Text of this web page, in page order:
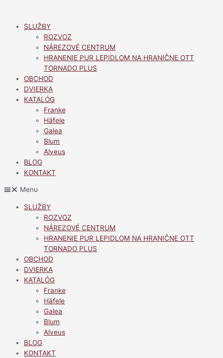
obsah
SLUŽBY
ROZVOZ
NÁREZOVÉ CENTRUM
HRANENIE PUR LEPIDLOM NA HRANIČNE OTT
TORNADO PLUS
OBCHOD
DVIERKA
KATALÓG
Franke
Häfele
Galea
Blum
Alveus
BLOG
KONTAKT
Menu
SLUŽBY
ROZVOZ
NÁREZOVÉ CENTRUM
HRANENIE PUR LEPIDLOM NA HRANIČNE OTT
TORNADO PLUS
OBCHOD
DVIERKA
KATALÓG
Franke
Häfele
Galea
Blum
Alveus
BLOG
KONTAKT